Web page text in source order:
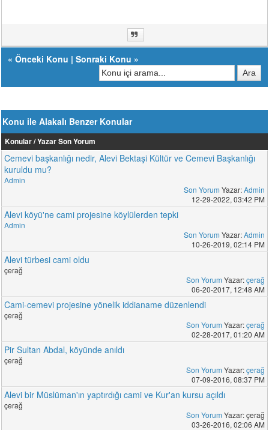
«Önceki Konu |Sonraki Konu »
Konu ile Alakalı Benzer Konular
Konular / YazarSon Yorum
Cemevi başkanlığı nedir, Alevi Bektaşi Kültür ve Cemevi Başkanlığı
kuruldu mu?
Admin
Son Yorum Yazar:Admin
12-29-2022, 03:42 PM
Alevi köyü'ne cami projesine köylülerden tepki
Admin
Son Yorum Yazar:Admin
10-26-2019, 02:14 PM
Alevi türbesi cami oldu
çerağ
Son Yorum Yazar:çerağ
06-20-2017, 12:48 AM
Cami-cemevi projesine yönelik iddianame düzenlendi
çerağ
Son Yorum Yazar:çerağ
02-28-2017, 01:20 AM
Pir Sultan Abdal, köyünde anıldı
çerağ
Son Yorum Yazar:çerağ
07-09-2016, 08:37 PM
Alevi bir Müslüman'ın yaptırdığı cami ve Kur'an kursu açıldı
çerağ
Son Yorum Yazar: çerağ
03-26-2016, 02:06 AM